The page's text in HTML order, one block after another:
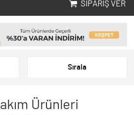
SIPARIŞ VER
Sırala
Ürünleri